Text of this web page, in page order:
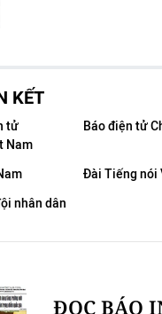
KẾT
tử
Nam
Báo điện tử
Đài Tiếng nói
nhân dân
ĐỌC BÁO